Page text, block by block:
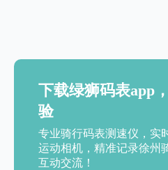
下载绿狮码表app
验
专业骑行码表测速仪，实
运动相机，精准记录徐州
互动交流！